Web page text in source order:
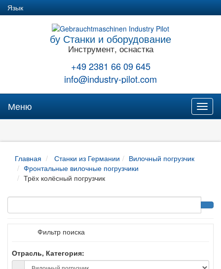
Язык
бу Станки и оборудование
Инструмент, оснастка
+49 2381 66 09 645
info@industry-pilot.com
Меню
Главная Станки из Германии
Вилочный погрузчик
Фронтальные вилочные погрузчики
Трёх колёсный погрузчик
Фильтр поиска
Отрасль, Категория: